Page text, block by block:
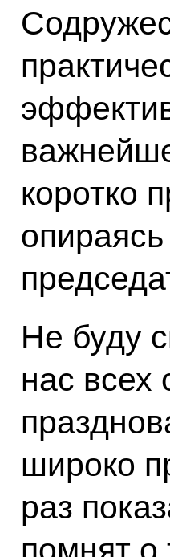
коротко
опираясь
Не буду
нас всех
широко
раз